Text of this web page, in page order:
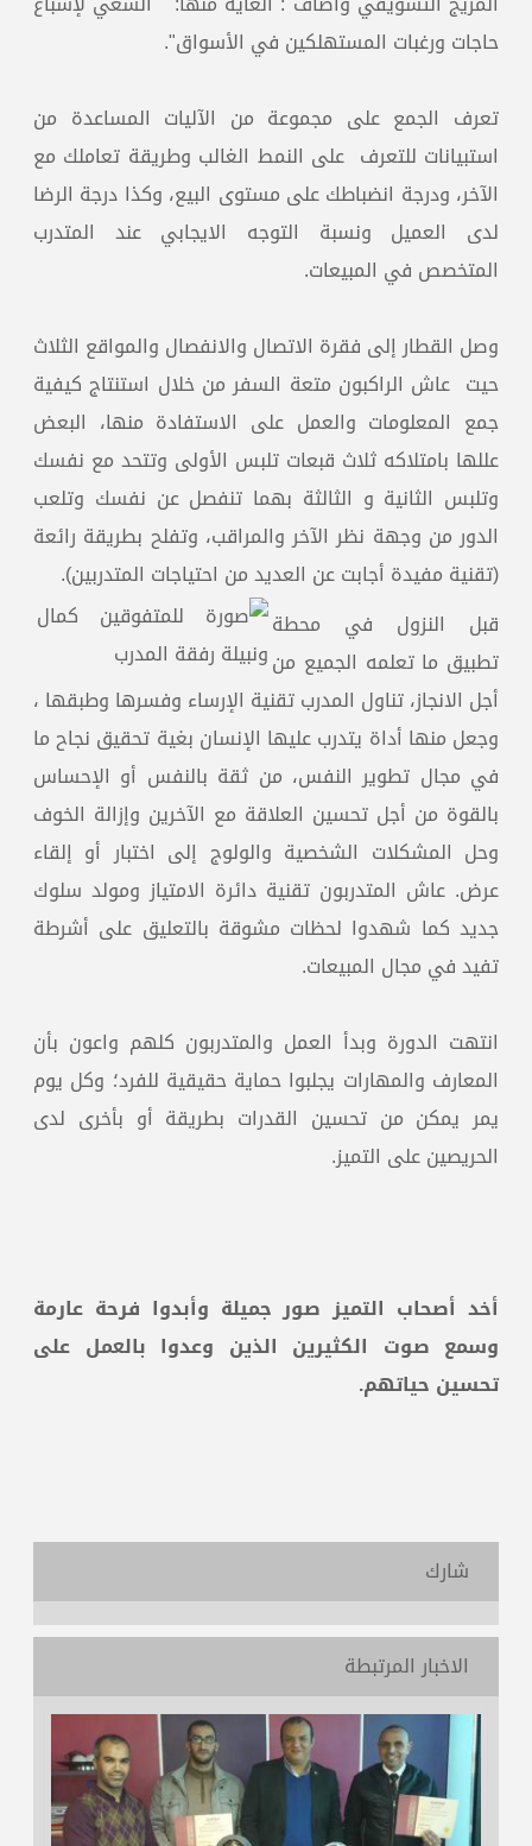
حاجات ورغبات المستهلكين في الأسواق".
تعرف الجمع على مجموعة من الآليات المساعدة من
استبيانات للتعرف على النمط الغالب وطريقة تعاملك مع
الآخر، ودرجة انضباطك على مستوى البيع، وكذا درجة الرضا
لدى العميل ونسبة التوجه الايجابي عند المتدرب
المتخصص في المبيعات.
وصل القطار إلى فقرة الاتصال والانفصال والمواقع الثلاث
حيت عاش الراكبون متعة السفر من خلال استنتاج كيفية
جمع المعلومات والعمل على الاستفادة منها، البعض
عللها بامتلاكه ثلاث قبعات تلبس الأولى وتتحد مع نفسك
وتلبس الثانية و الثالثة بهما تنفصل عن نفسك وتلعب
الدور من وجهة نظر الآخر والمراقب، وتفلح بطريقة رائعة
(تقنية مفيدة أجابت عن العديد من احتياجات المتدربين).
قبل النزول في محطة
تطبيق ما تعلمه الجميع من
أجل الانجاز، تناول المدرب تقنية الإرساء وفسرها وطبقها ،
وجعل منها أداة يتدرب عليها الإنسان بغية تحقيق نجاح ما
في مجال تطوير النفس، من ثقة بالنفس أو الإحساس
بالقوة من أجل تحسين العلاقة مع الآخرين وإزالة الخوف
وحل المشكلات الشخصية والولوج إلى اختبار أو إلقاء
عرض. عاش المتدربون تقنية دائرة الامتياز ومولد سلوك
جديد كما شهدوا لحظات مشوقة بالتعليق على أشرطة
تفيد في مجال المبيعات.
انتهت الدورة وبدأ العمل والمتدربون كلهم واعون بأن
المعارف والمهارات يجلبوا حماية حقيقية للفرد؛ وكل يوم
يمر يمكن من تحسين القدرات بطريقة أو بأخرى لدى
الحريصين على التميز.
أخد أصحاب التميز صور جميلة وأبدوا فرحة عارمة
وسمع صوت الكثيرين الذين وعدوا بالعمل على
تحسين حياتهم.
شارك
الاخبار المرتبطة